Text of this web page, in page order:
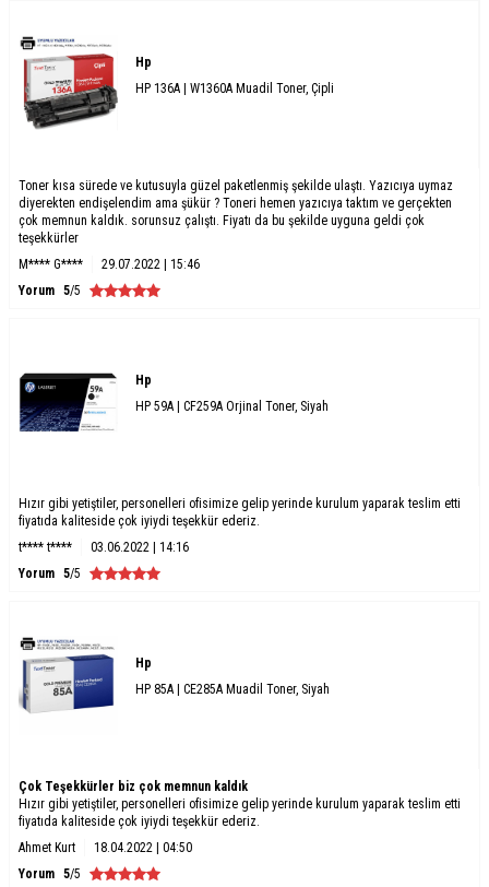
Hp
HP 136A | W1360A Muadil Toner, Çipli
Toner kısa sürede ve kutusuyla güzel paketlenmiş şekilde ulaştı. Yazıcıya uymaz
diyerekten endişelendim ama şükür ? Toneri hemen yazıcıya taktım ve gerçekten
çok memnun kaldık. sorunsuz çalıştı. Fiyatı da bu şekilde uyguna geldi çok
teşekkürler
M**** G****
29.07.2022 | 15:46
Yorum 5/5
Hp
HP 59A | CF259A Orjinal Toner, Siyah
Hızır gibi yetiştiler, personelleri ofisimize gelip yerinde kurulum yaparak teslim etti
fiyatıda kaliteside çok iyiydi teşekkür ederiz.
t**** t****
03.06.2022 | 14:16
Yorum 5/5
Hp
HP 85A | CE285A Muadil Toner, Siyah
Çok Teşekkürler biz çok memnun kaldık
Hızır gibi yetiştiler, personelleri ofisimize gelip yerinde kurulum yaparak teslim etti
fiyatıda kaliteside çok iyiydi teşekkür ederiz.
Ahmet Kurt
18.04.2022 | 04:50
Yorum 5/5